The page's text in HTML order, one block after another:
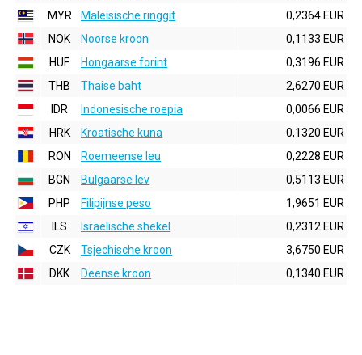
MYR
Maleisische ringgit
0,2364 EUR
NOK
Noorse kroon
0,1133 EUR
HUF
Hongaarse forint
0,3196 EUR
THB
Thaise baht
2,6270 EUR
IDR
Indonesische roepia
0,0066 EUR
HRK
Kroatische kuna
0,1320 EUR
RON
Roemeense leu
0,2228 EUR
BGN
Bulgaarse lev
0,5113 EUR
PHP
Filipijnse peso
1,9651 EUR
ILS
Israëlische shekel
0,2312 EUR
CZK
Tsjechische kroon
3,6750 EUR
DKK
Deense kroon 0,1340 EUR